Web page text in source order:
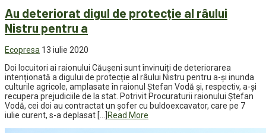
Au deteriorat digul de protecție al râului
Nistru pentru a
Ecopresa 13 iulie 2020
Doi locuitori ai raionului Căușeni sunt învinuiți de deteriorarea
intenționată a digului de protecție al râului Nistru pentru a-și inunda
culturile agricole, amplasate în raionul Ștefan Vodă și, respectiv, a-și
recupera prejudiciile de la stat. Potrivit Procuraturii raionului Ștefan
Vodă, cei doi au contractat un șofer cu buldoexcavator, care pe 7
iulie curent, s-a deplasat […]
Read More